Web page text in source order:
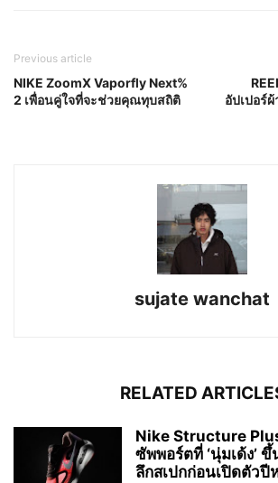
Previous article
NIKE ZoomX Vaporfly Next%
2 เพื่อนคู่ใจที่จะช่วยคุณทุบสถิติ
อัปเปอร์
sujate wanchat
RELATED
Nike Structure
ซัพพอร์ตที่ ‘นุ่มเด้ง’ ขึ้
ลึกสเปกก่อนเปิดตัวปี